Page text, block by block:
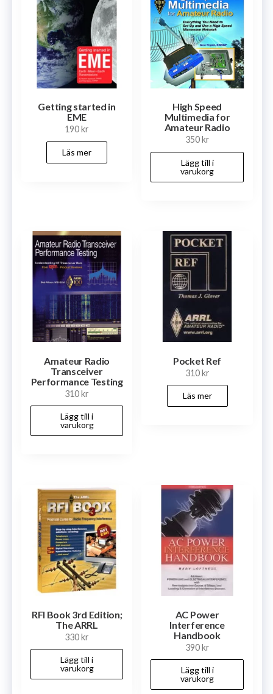
Getting started in
EME
190kr
Läs mer
High Speed
Multimedia for
Amateur Radio
350kr
Lägg till i
varukorg
Amateur Radio
Transceiver
Performance Testing
310kr
Lägg till i
varukorg
Pocket Ref
310kr
Läs mer
RFI Book 3rd Edition;
The ARRL
330kr
Lägg till i
varukorg
AC Power
Interference
Handbook
390kr
Lägg till i
varukorg